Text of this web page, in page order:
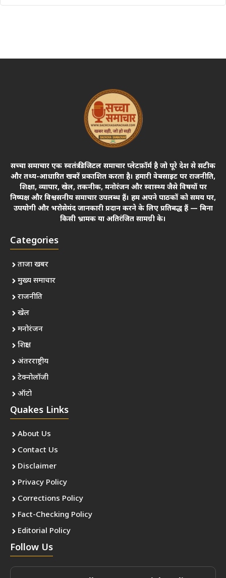
सच्चा समाचार एक स्वतंत्र डिजिटल समाचार प्लेटफ़ॉर्म है जो पूरे देश से सटीक
और तथ्य-आधारित खबरें प्रकाशित करता है। हमारी वेबसाइट पर राजनीति,
शिक्षा, व्यापार, खेल, तकनीक, मनोरंजन और स्वास्थ्य जैसे विषयों पर
निष्पक्ष और विश्वसनीय समाचार उपलब्ध हैं। हम अपने पाठकों को समय पर,
उपयोगी और भरोसेमंद जानकारी प्रदान करने के लिए प्रतिबद्ध हैं — बिना
किसी भ्रामक या अतिरंजित सामग्री के।
Categories
ताजा खबर
मुख्य समाचार
राजनीति
खेल
मनोरंजन
शिक्षा
अंतरराष्ट्रीय
टेक्नोलॉजी
ऑटो
Quakes Links
About Us
Contact Us
Disclaimer
Privacy Policy
Corrections Policy
Fact-Checking Policy
Editorial Policy
Follow Us